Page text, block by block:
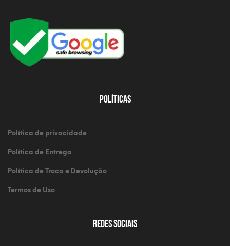
Políticas
Política de privacidade
Política de Entrega
Política de Troca e Devolução
Termos de Uso
Redes Sociais